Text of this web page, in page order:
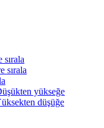
sırala
sırala
yükseğe
düşüğe